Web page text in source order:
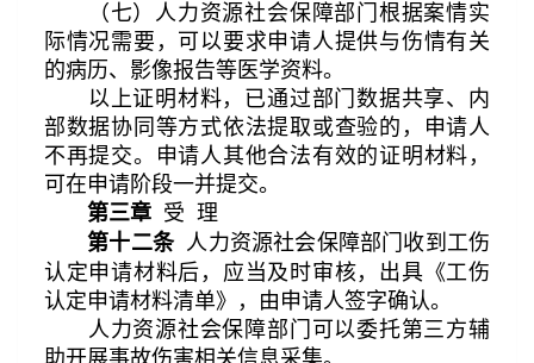
（七）人力资源社会保障部门根据案情实
际情况需要，可以要求申请人提供与伤情有关
的病历、影像报告等医学资料。
以上证明材料，已通过部门数据共享、内
部数据协同等方式依法提取或查验的，申请人
不再提交。申请人其他合法有效的证明材料，
可在申请阶段一并提交。
第三章 受 理
第十二条人力资源社会保障部门收到工伤
认定申请材料后，应当及时审核，出具《工伤
认定申请材料清单》，由申请人签字确认。
人力资源社会保障部门可以委托第三方辅
助开展事故伤害相关信息采集。